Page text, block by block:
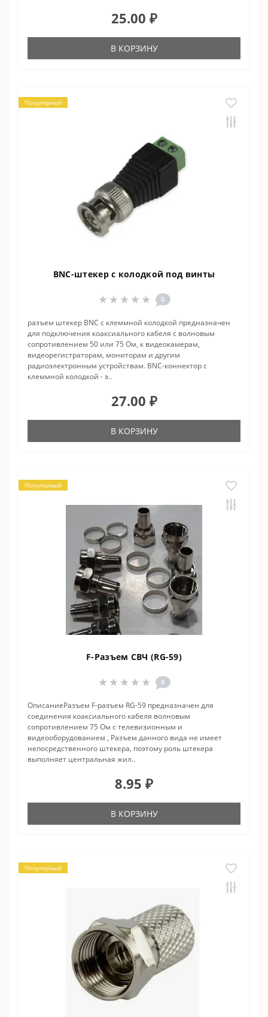
25.00 ₽
В КОРЗИНУ
Популярный
BNC-штекер с колодкой под винты
0
разъем штекер BNC с клеммной колодкой предназначен
для подключения коаксиального кабеля c волновым
сопротивлением 50 или 75 Ом, к видеокамерам,
видеорегистраторам, мониторам и другим
радиоэлектронным устройствам. BNC-коннектор с
клеммной колодкой - э..
27.00 ₽
В КОРЗИНУ
Популярный
F-Разъем СВЧ (RG-59)
0
ОписаниеРазъем F-разъем RG-59 предназначен для
соединения коаксиального кабеля волновым
сопротивлением 75 Ом с телевизионным и
видеооборудованием , Разъем данного вида не имеет
непосредственного штекера, поэтому роль штекера
выполняет центральная жил..
8.95 ₽
В КОРЗИНУ
Популярный